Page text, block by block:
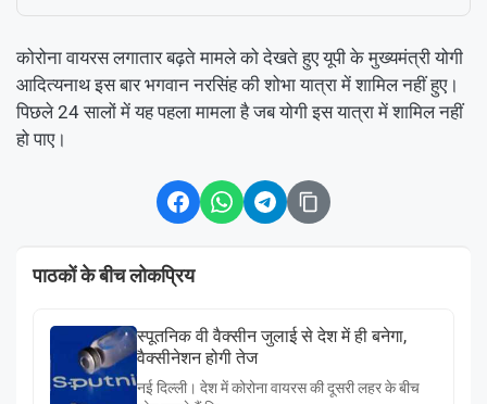
कोरोना वायरस लगातार बढ़ते मामले को देखते हुए यूपी के मुख्यमंत्री योगी
आदित्यनाथ इस बार भगवान नरसिंह की शोभा यात्रा में शामिल नहीं हुए।
पिछले 24 सालों में यह पहला मामला है जब योगी इस यात्रा में शामिल नहीं
हो पाए।
पाठकों के बीच लोकप्रिय
स्पूतनिक वी वैक्सीन जुलाई से देश में ही बनेगा,
वैक्सीनेशन होगी तेज
नई दिल्ली। देश में कोरोना वायरस की दूसरी लहर के बीच